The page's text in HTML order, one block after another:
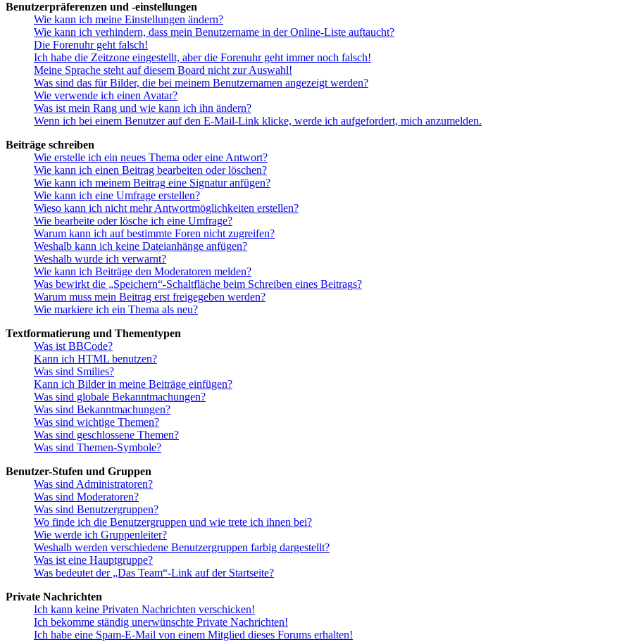
Benutzerpräferenzen und -einstellungen
Wie kann ich meine Einstellungen ändern?
Wie kann ich verhindern, dass mein Benutzername in der Online-Liste auftaucht?
Die Forenuhr geht falsch!
Ich habe die Zeitzone eingestellt, aber die Forenuhr geht immer noch falsch!
Meine Sprache steht auf diesem Board nicht zur Auswahl!
Was sind das für Bilder, die bei meinem Benutzernamen angezeigt werden?
Wie verwende ich einen Avatar?
Was ist mein Rang und wie kann ich ihn ändern?
Wenn ich bei einem Benutzer auf den E-Mail-Link klicke, werde ich aufgefordert, mich anzumelden.
Beiträge schreiben
Wie erstelle ich ein neues Thema oder eine Antwort?
Wie kann ich einen Beitrag bearbeiten oder löschen?
Wie kann ich meinem Beitrag eine Signatur anfügen?
Wie kann ich eine Umfrage erstellen?
Wieso kann ich nicht mehr Antwortmöglichkeiten erstellen?
Wie bearbeite oder lösche ich eine Umfrage?
Warum kann ich auf bestimmte Foren nicht zugreifen?
Weshalb kann ich keine Dateianhänge anfügen?
Weshalb wurde ich verwarnt?
Wie kann ich Beiträge den Moderatoren melden?
Was bewirkt die „Speichern“-Schaltfläche beim Schreiben eines Beitrags?
Warum muss mein Beitrag erst freigegeben werden?
Wie markiere ich ein Thema als neu?
Textformatierung und Thementypen
Was ist BBCode?
Kann ich HTML benutzen?
Was sind Smilies?
Kann ich Bilder in meine Beiträge einfügen?
Was sind globale Bekanntmachungen?
Was sind Bekanntmachungen?
Was sind wichtige Themen?
Was sind geschlossene Themen?
Was sind Themen-Symbole?
Benutzer-Stufen und Gruppen
Was sind Administratoren?
Was sind Moderatoren?
Was sind Benutzergruppen?
Wo finde ich die Benutzergruppen und wie trete ich ihnen bei?
Wie werde ich Gruppenleiter?
Weshalb werden verschiedene Benutzergruppen farbig dargestellt?
Was ist eine Hauptgruppe?
Was bedeutet der „Das Team“-Link auf der Startseite?
Private Nachrichten
Ich kann keine Privaten Nachrichten verschicken!
Ich bekomme ständig unerwünschte Private Nachrichten!
Ich habe eine Spam-E-Mail von einem Mitglied dieses Forums erhalten!